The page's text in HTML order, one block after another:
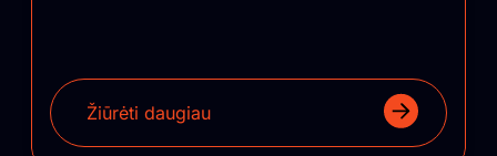
Žiūrėti daugiau